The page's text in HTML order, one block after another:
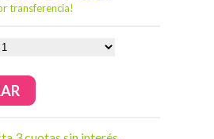
transferencia!